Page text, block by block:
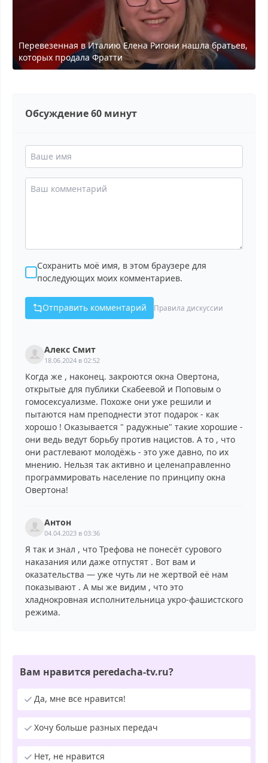
Перевезенная в Италию Елена Ригони нашла братьев,
которых продала Фратти
Обсуждение 60 минут
Сохранить моё имя, в этом браузере для
последующих моих комментариев.
Отправить комментарий Правила дискуссии
Алекс Смит
18.06.2024 в 02:52
Когда же , наконец. закроются окна Овертона,
открытые для публики Скабеевой и Поповым о
гомосексуализме. Похоже они уже решили и
пытаются нам преподнести этот подарок - как
хорошо ! Оказывается " радужные" такие хорошие -
они ведь ведут борьбу против нацистов. А то , что
они растлевают молодёжь - это уже давно, по их
мнению. Нельзя так активно и целенаправленно
программировать население по принципу окна
Овертона!
Антон
04.04.2023 в 03:36
Я так и знал , что Трефова не понесёт сурового
наказания или даже отпустят . Вот вам и
оказательства — уже чуть ли не жертвой её нам
показывают . А мы же видим , что это
хладнокровная исполнительница укро-фашистского
режима.
Вам нравится peredacha-tv.ru?
Да, мне все нравится!
Хочу больше разных передач
Нет, не нравится